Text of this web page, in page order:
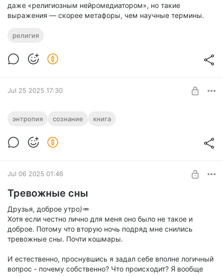
даже «религиозным нейромедиатором», но такие
выражения — скорее метафоры, чем научные термины.
религия
Jul 25 2025 17:30
(˘◡˘)📜Книга "Энтропия Сознания" - Гл.2
(˘◡˘) Книга "Энтропия Сознания" - гл.2 Современные теории
энтропия сознание книга
Jul 06 2025 01:46
Тревожные сны
Друзья, доброе утро)🥕
Хотя если честно лично для меня оно было не такое и
доброе. Потому что вторую ночь подряд мне снились
тревожные сны. Почти кошмары.
И естественно, проснувшись я задал себе вполне логичный
вопрос - почему собственно? Что происходит? Я вообще